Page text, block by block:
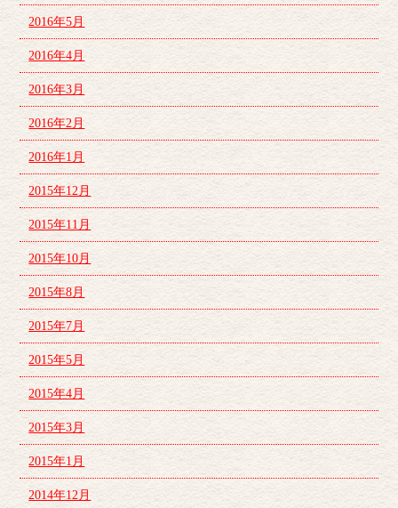
2016年5月
2016年4月
2016年3月
2016年2月
2016年1月
2015年12月
2015年11月
2015年10月
2015年8月
2015年7月
2015年5月
2015年4月
2015年3月
2015年1月
2014年12月